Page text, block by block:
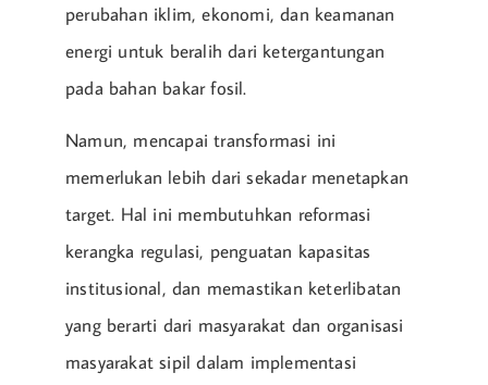
perubahan iklim, ekonomi, dan keamanan
energi untuk beralih dari ketergantungan
pada bahan bakar fosil.
Namun, mencapai transformasi ini
memerlukan lebih dari sekadar menetapkan
target. Hal ini membutuhkan reformasi
kerangka regulasi, penguatan kapasitas
institusional, dan memastikan keterlibatan
yang berarti dari masyarakat dan organisasi
masyarakat sipil dalam implementasi